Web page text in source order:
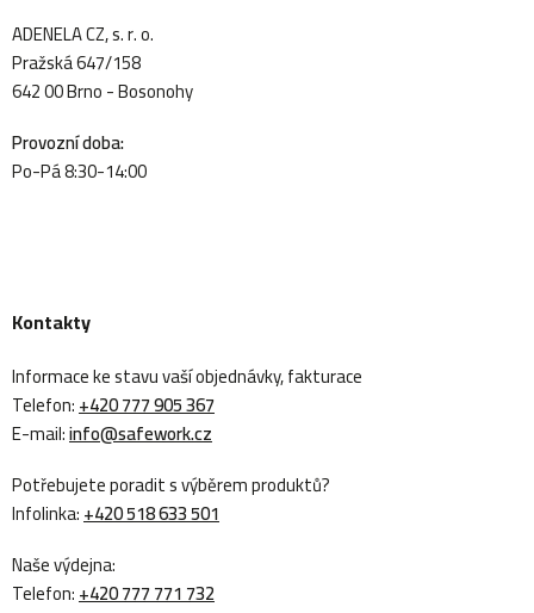
ADENELA CZ, s. r. o.
Pražská 647/158
642 00 Brno - Bosonohy
Provozní doba:
Po-Pá 8:30-14:00
Kontakty
Informace ke stavu vaší objednávky, fakturace
Telefon:+420 777 905 367
E-mail:info@safework.cz
Potřebujete poradit s výběrem produktů?
Infolinka:+420 518 633 501
Naše výdejna:
Telefon:+420 777 771 732